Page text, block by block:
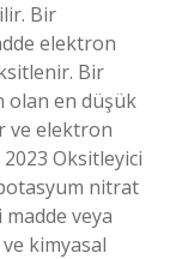
Bir
elektron
Bir
olan en düşük
ve elektron
Oksitleyici
nitrat
veya
kimyasal